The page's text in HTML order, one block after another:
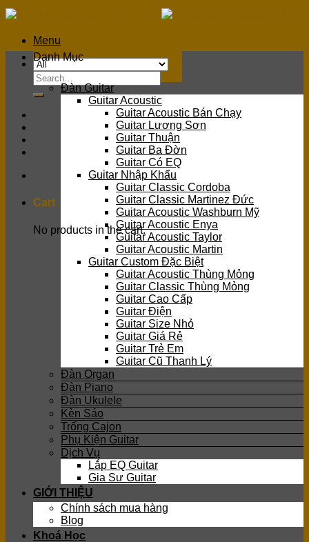
Skip
to
contentMenu
Search
for:
Cart
No products in the cart.
Danh Mục
Đàn Guitar
Guitar Acoustic
Guitar Acoustic Bán Chạy
Guitar Lương Sơn
Guitar Thuận
Guitar Ba Đờn
Guitar Có EQ
Guitar Nhập Khẩu
Guitar Classic Cordoba
Guitar Classic Martinez Đức
Guitar Acoustic Washburn Mỹ
Guitar Acoustic Enya
Guitar Acoustic Taylor
Guitar Acoustic Martin
Guitar Custom Đặc Biệt
Guitar Acoustic Thùng Mỏng
Guitar Classic Thùng Mỏng
Guitar Cao Cấp
Guitar Điện
Guitar Size Nhỏ
Guitar Giá Rẻ
Guitar Trẻ Em
Guitar Cũ Thanh Lý
Đàn Organ
Đàn Piano
Đàn Ukulele
Kèn Sáo
Trống Cajon
Phụ Kiện Guitar
Dịch Vụ
Lắp EQ Guitar
Gia Sư Guitar
GIỚI THIỆU
Chính sách mua hàng
Blog
Khoá Học